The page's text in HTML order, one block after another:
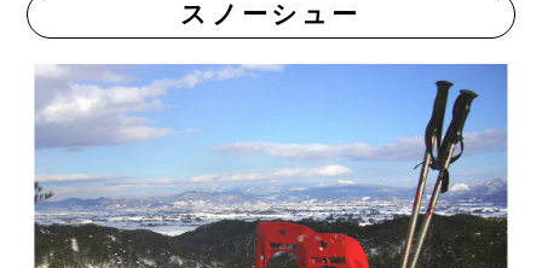
スノーシュー